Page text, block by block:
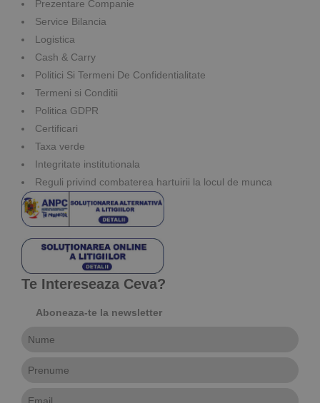
Prezentare Companie
Service Bilancia
Logistica
Cash & Carry
Politici Si Termeni De Confidentialitate
Termeni si Conditii
Politica GDPR
Certificari
Taxa verde
Integritate institutionala
Reguli privind combaterea hartuirii la locul de munca
Te Intereseaza Ceva?
Aboneaza-te la newsletter